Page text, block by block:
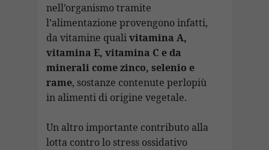
nell’organismo tramite
l’alimentazione provengono infatti,
da vitamine qualivitamina A,
vitamina E, vitamina C e da
minerali come zinco, selenio e
rame, sostanze contenute perlopiù
in alimenti di origine vegetale.
Un altro importante contributo alla
lotta contro lo stress ossidativo